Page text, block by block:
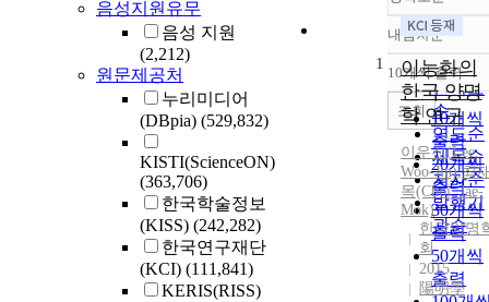
음성지원유무
음성 지원
(2,212)
원문제공처
누리미디어
(DBpia) (529,832)
KISTI(ScienceON)
(363,706)
한국학술정보
(KISS) (242,282)
한국연구재단
(KCI) (111,841)
KERIS(RISS)
정확도
순
인기도
순
연도순
제목순
저자순
발행기
관순
내림차순
내림차
10개씩 출력
10개씩
출력
20개씩
출력
30개씩
출력
50개씩
출력
조회
1
이능화의
한국 양명
학 연구
이우진(Lee,
Woo-Jin),최
목(Choi, Jae-
Mok)
한국양명
회
2015
陽明學